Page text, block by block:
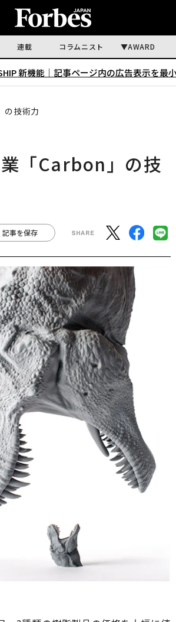
連載 コラムニスト AWARD
新機能｜ 記事ページ内の広告表示を最
の技術力
「Carbon」の技
記事を保存